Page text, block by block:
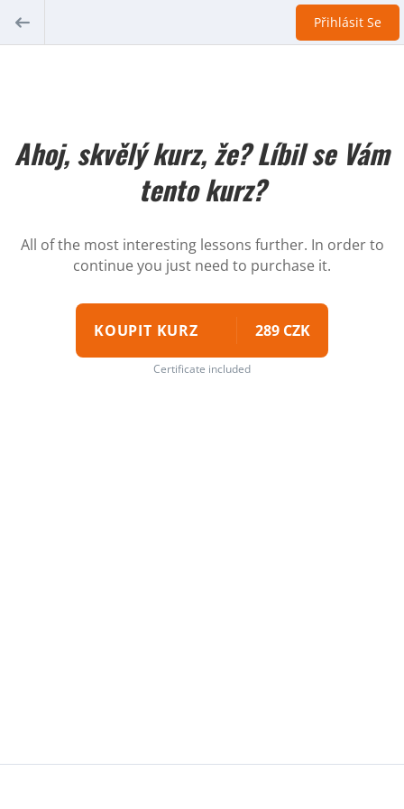
Přihlásit Se
Ahoj, skvělý kurz, že? Líbil se Vám
tento kurz?
All of the most interesting lessons further. In order to
continue you just need to purchase it.
KOUPIT KURZ 289 CZK
Certificate included